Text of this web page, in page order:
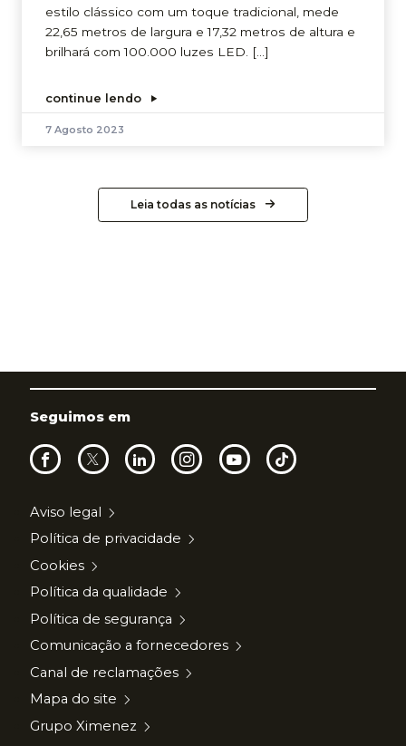
estilo clássico com um toque tradicional, mede
22,65 metros de largura e 17,32 metros de altura e
brilhará com 100.000 luzes LED. […]
continue lendo
7 Agosto 2023
Leia todas as notícias
Aviso legal
Política de privacidade
Cookies
Política da qualidade
Política de segurança
Comunicação a fornecedores
Canal de reclamações
Mapa do site
Grupo Ximenez
Seguimos em